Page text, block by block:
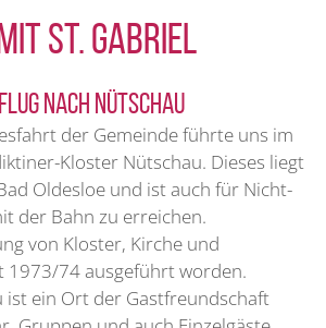
ST. GABRIEL
nach Nütschau
der Gemeinde führte uns im
Kloster Nütschau. Dieses liegt
Oldesloe und ist auch für Nicht-
der Bahn zu erreichen.
von Kloster, Kirche und
1973/74 ausgeführt worden.
ist ein Ort der Gastfreundschaft